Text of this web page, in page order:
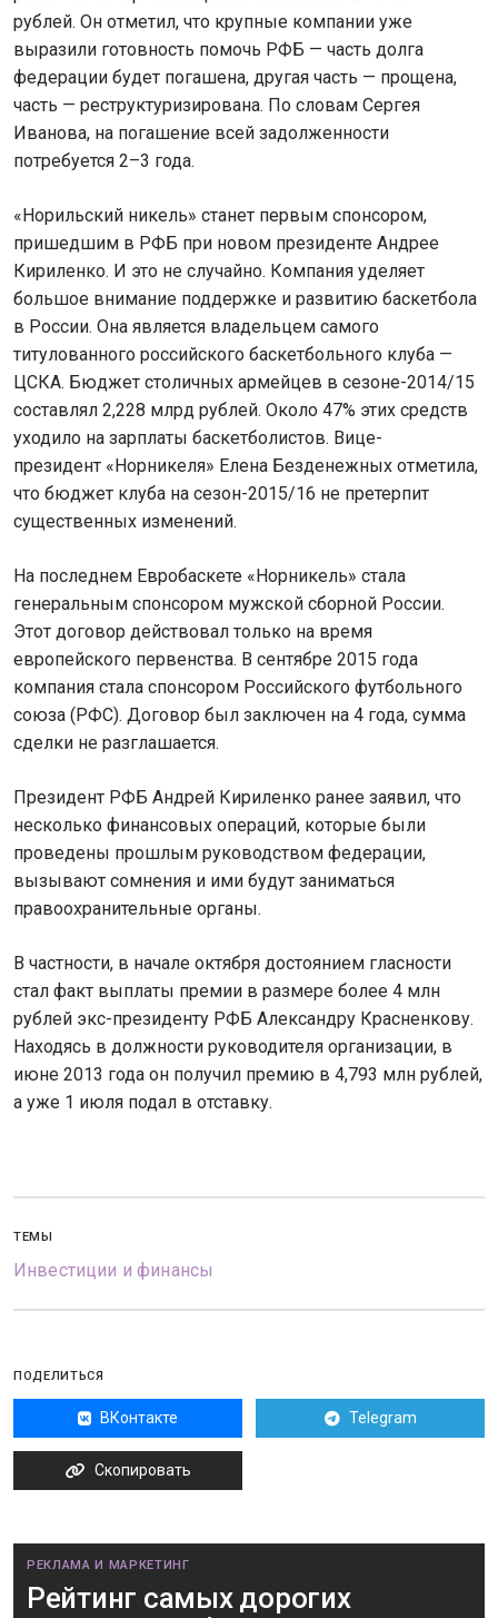
рублей. Он отметил, что крупные компании уже
выразили готовность помочь РФБ — часть долга
федерации будет погашена, другая часть — прощена,
часть — реструктуризирована. По словам Сергея
Иванова, на погашение всей задолженности
потребуется 2–3 года.
«Норильский никель» станет первым спонсором,
пришедшим в РФБ при новом президенте Андрее
Кириленко. И это не случайно. Компания уделяет
большое внимание поддержке и развитию баскетбола
в России. Она является владельцем самого
титулованного российского баскетбольного клуба —
ЦСКА. Бюджет столичных армейцев в сезоне-2014/15
составлял 2,228 млрд рублей. Около 47% этих средств
уходило на зарплаты баскетболистов. Вице-
президент «Норникеля» Елена Безденежных отметила,
что бюджет клуба на сезон-2015/16 не претерпит
существенных изменений.
На последнем Евробаскете «Норникель» стала
генеральным спонсором мужской сборной России.
Этот договор действовал только на время
европейского первенства. В сентябре 2015 года
компания стала спонсором Российского футбольного
союза (РФС). Договор был заключен на 4 года, сумма
сделки не разглашается.
Президент РФБ Андрей Кириленко ранее заявил, что
несколько финансовых операций, которые были
проведены прошлым руководством федерации,
вызывают сомнения и ими будут заниматься
правоохранительные органы.
В частности, в начале октября достоянием гласности
стал факт выплаты премии в размере более 4 млн
рублей экс-президенту РФБ Александру Красненкову.
Находясь в должности руководителя организации, в
июне 2013 года он получил премию в 4,793 млн рублей,
а уже 1 июля подал в отставку.
ТЕМЫ
Инвестиции и финансы
ПОДЕЛИТЬСЯ
ВКонтакте Telegram
Скопировать
РЕКЛАМА И МАРКЕТИНГ
Рейтинг самых дорогих